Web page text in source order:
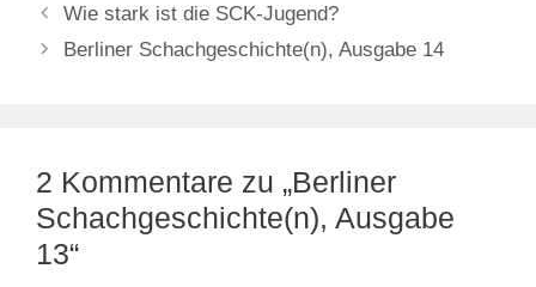
Wie stark ist die SCK-Jugend?
Berliner Schachgeschichte(n), Ausgabe 14
2 Kommentare zu „Berliner
Schachgeschichte(n), Ausgabe
13“